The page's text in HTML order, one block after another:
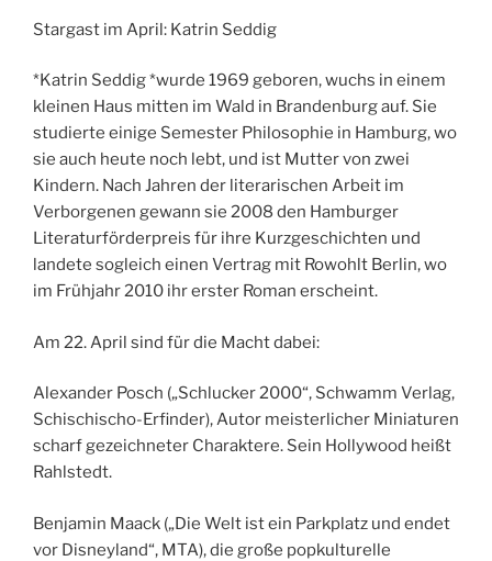
Stargast im April: Katrin Seddig
*Katrin Seddig *wurde 1969 geboren, wuchs in einem
kleinen Haus mitten im Wald in Brandenburg auf. Sie
studierte einige Semester Philosophie in Hamburg, wo
sie auch heute noch lebt, und ist Mutter von zwei
Kindern. Nach Jahren der literarischen Arbeit im
Verborgenen gewann sie 2008 den Hamburger
Literaturförderpreis für ihre Kurzgeschichten und
landete sogleich einen Vertrag mit Rowohlt Berlin, wo
im Frühjahr 2010 ihr erster Roman erscheint.
Am 22. April sind für die Macht dabei:
Alexander Posch („Schlucker 2000“, Schwamm Verlag,
Schischischo-Erfinder), Autor meisterlicher Miniaturen
scharf gezeichneter Charaktere. Sein Hollywood heißt
Rahlstedt.
Benjamin Maack („Die Welt ist ein Parkplatz und endet
vor Disneyland“, MTA), die große popkulturelle